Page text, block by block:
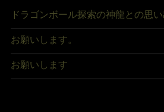
ドラゴンボール探索の神龍との思い
お願いします。
お願いします